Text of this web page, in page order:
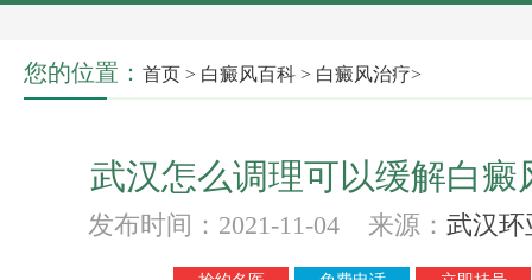
您的位置： 首页 > 白癜风百科 > 白癜风治疗>
武汉怎么调理可以缓解白癜
发布时间：2021-11-04 来源： 武汉环